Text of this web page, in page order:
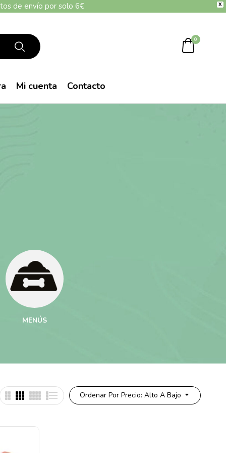
X
de envío por solo 6€
0
Mi cuenta Contacto
MENÚS
Ordenar Por Precio: Alto A Bajo